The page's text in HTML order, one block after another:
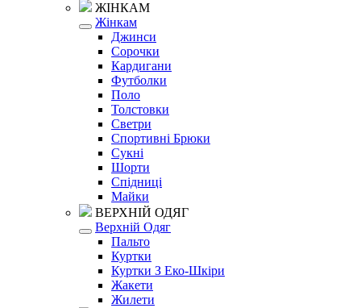
ЖІНКАМ
Жінкам
Джинси
Сорочки
Кардигани
Футболки
Поло
Толстовки
Светри
Спортивні Брюки
Сукні
Шорти
Спідниці
Майки
ВЕРХНІЙ ОДЯГ
Верхній Одяг
Пальто
Куртки
Куртки З Еко-Шкіри
Жакети
Жилети